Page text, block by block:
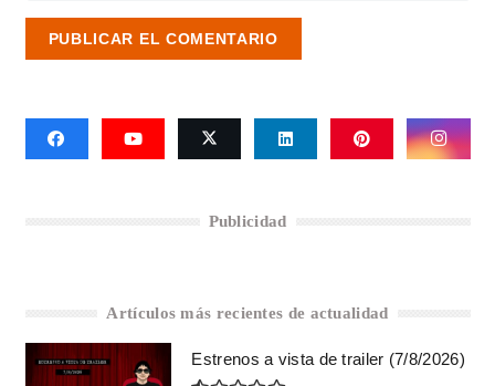
PUBLICAR EL COMENTARIO
Publicidad
Artículos más recientes de actualidad
Estrenos a vista de trailer (7/8/2026)